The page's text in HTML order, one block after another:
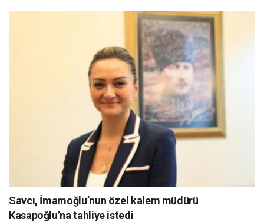
Savcı, İmamoğlu’nun özel kalem müdürü
Kasapoğlu’na tahliye istedi